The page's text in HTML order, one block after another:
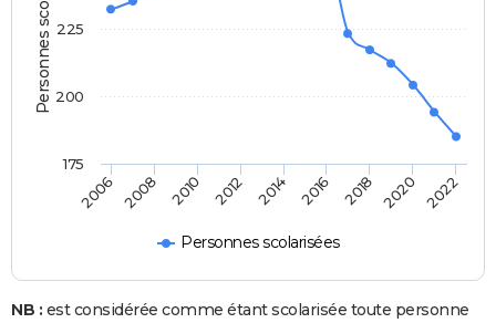
Personnes scolarisées
2006 2008 2010 2012 2014 2016 2018 2020 2022
200
175
225
NB : est considérée comme étant scolarisée toute personne